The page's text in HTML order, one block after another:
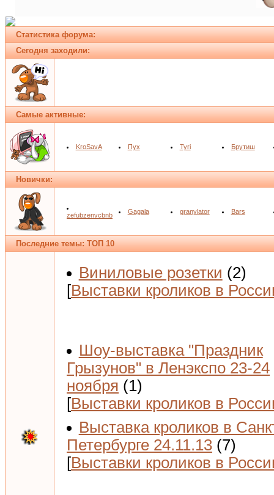
Статистика форума:
Сегодня заходили:
Самые активные:
KroSavA Пух Tyri Брутиш
Новички:
zefubzenvcbnb Gagala granylator Bars
Последние темы: ТОП 10
Виниловые розетки (2)
[Выставки кроликов в
Шоу-выставка "Праздник
Грызунов" в Ленэкспо 23-24
ноября (1)
[Выставки кроликов в
Выставка кроликов в
Петербурге 24.11.13 (7)
[Выставки кроликов в